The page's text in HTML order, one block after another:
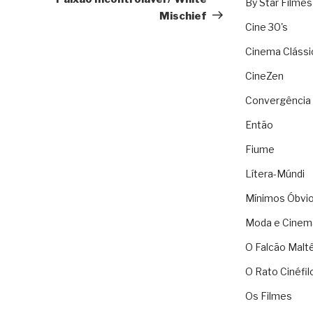
Mischief
By Star Filmes
Cine 30's
Cinema
CineZen
Convergência
Então
Fiume
Lítera-Múndi
Mínimos
Moda e
O Falcão
O Rato
Os Filmes